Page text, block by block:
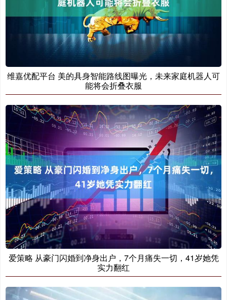
维嘉优配平台 美的具身智能路线图曝光，未来家庭机器人可
能将会折叠衣服
爱策略 从豪门闪婚到净身出户，7个月痛失一切，41岁她凭
实力翻红